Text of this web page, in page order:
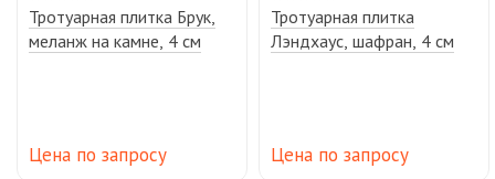
Тротуарная плитка Брук,
меланж на камне, 4 см
Цена по запросу
Тротуарная плитка
Лэндхаус, шафран, 4 см
Цена по запросу